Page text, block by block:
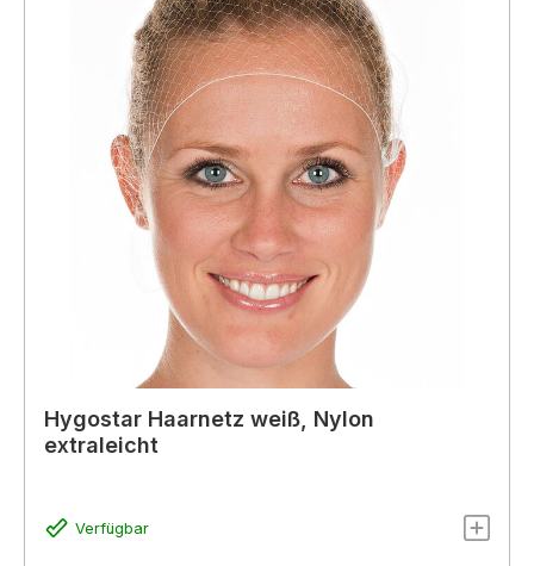
Hygostar Haarnetz weiß, Nylon
extraleicht
Verfügbar